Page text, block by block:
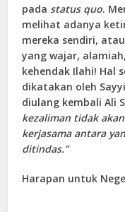
pada status quo.
melihat adanya
mereka sendiri,
yang wajar,
kehendak Ilahi! Hal
dikatakan oleh
diulang kembali Ali
kezaliman tidak
kerjasama antara
ditindas.”
Harapan untuk